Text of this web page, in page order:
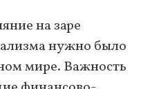
на заре
нужно было
мире. Важность